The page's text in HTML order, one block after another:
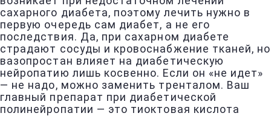
сахарного диабета, поэтому лечить нужно в
первую очередь сам диабет, а не его
последствия. Да, при сахарном диабете
страдают сосуды и кровоснабжение тканей, но
вазопростан влияет на диабетическую
нейропатию лишь косвенно. Если он «не идет»
— не надо, можно заменить тренталом. Ваш
главный препарат при диабетической
полинейропатии — это тиоктовая кислота